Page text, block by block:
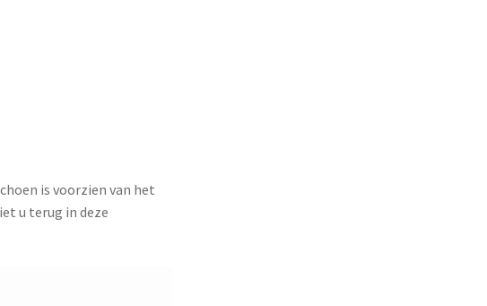
is voorzien van het
u terug in deze